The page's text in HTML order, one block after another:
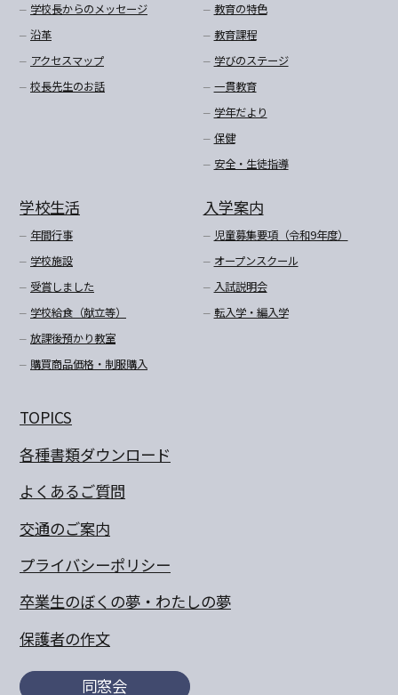
学校長からのメッセージ
沿革
アクセスマップ
校長先生のお話
教育の特色
教育課程
学びのステージ
一貫教育
学年だより
保健
安全・生徒指導
学校生活
年間行事
学校施設
受賞しました
学校給食（献立等）
放課後預かり教室
購買商品価格・制服購入
入学案内
児童募集要項（令和9年度）
オープンスクール
入試説明会
転入学・編入学
TOPICS
各種書類ダウンロード
よくあるご質問
交通のご案内
プライバシーポリシー
卒業生のぼくの夢・わたしの夢
保護者の作文
同窓会